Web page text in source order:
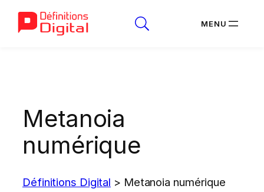
Metanoia
numérique
Définitions Digital > Metanoia numérique